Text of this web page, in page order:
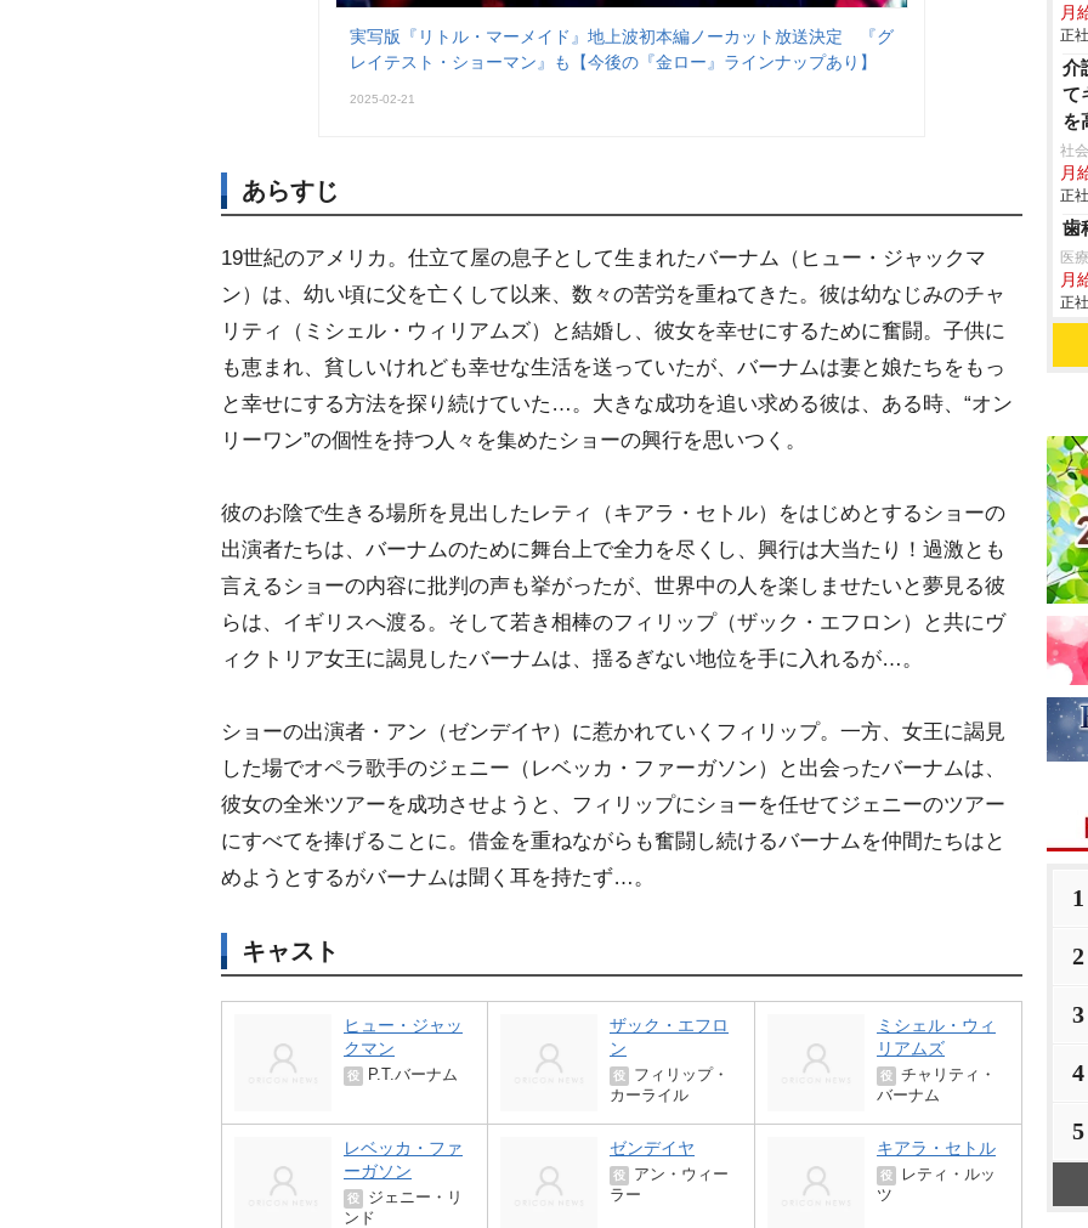
実写版『リトル・マーメイド』地上波初本編ノーカット放送決定 『グ
レイテスト・ショーマン』も【今後の『金ロー』ラインナップあり】
2025-02-21
あらすじ
19世紀のアメリカ。仕立て屋の息子として生まれたバーナム（ヒュー・ジャックマ
ン）は、幼い頃に父を亡くして以来、数々の苦労を重ねてきた。彼は幼なじみのチャ
リティ（ミシェル・ウィリアムズ）と結婚し、彼女を幸せにするために奮闘。子供に
も恵まれ、貧しいけれども幸せな生活を送っていたが、バーナムは妻と娘たちをもっ
と幸せにする方法を探り続けていた…。大きな成功を追い求める彼は、ある時、“オン
リーワン”の個性を持つ人々を集めたショーの興行を思いつく。
彼のお陰で生きる場所を見出したレティ（キアラ・セトル）をはじめとするショーの
出演者たちは、バーナムのために舞台上で全力を尽くし、興行は大当たり！過激とも
言えるショーの内容に批判の声も挙がったが、世界中の人を楽しませたいと夢見る彼
らは、イギリスへ渡る。そして若き相棒のフィリップ（ザック・エフロン）と共にヴ
ィクトリア女王に謁見したバーナムは、揺るぎない地位を手に入れるが…。
ショーの出演者・アン（ゼンデイヤ）に惹かれていくフィリップ。一方、女王に謁見
した場でオペラ歌手のジェニー（レベッカ・ファーガソン）と出会ったバーナムは、
彼女の全米ツアーを成功させようと、フィリップにショーを任せてジェニーのツアー
にすべてを捧げることに。借金を重ねながらも奮闘し続けるバーナムを仲間たちはと
めようとするがバーナムは聞く耳を持たず…。
キャスト
ヒュー・ジャッ
クマン
役 P.T.バーナム
ザック・エフロ
ン
役
フィリップ・
カーライル
ミシェル・ウィ
リアムズ
役
チャリティ・
バーナム
レベッカ・ファ
ーガソン
役
ジェニー・リ
ンド
ゼンデイヤ
役
アン・ウィー
ラー
キアラ・セトル
役
レティ・ルッ
ツ
月
正
介
て
を
可
社
月
正
歯
医
月
正
1
2
3
4
5